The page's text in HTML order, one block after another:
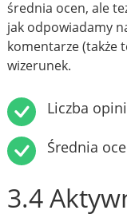
średnia ocen, ale
jak odpowiadamy
komentarze (także
wizerunek.
Liczba
Średnia
3.4